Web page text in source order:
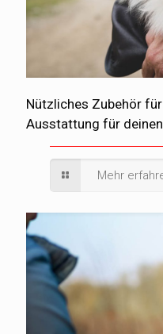
Nützliches Zubehör
Ausstattung für
Mehr